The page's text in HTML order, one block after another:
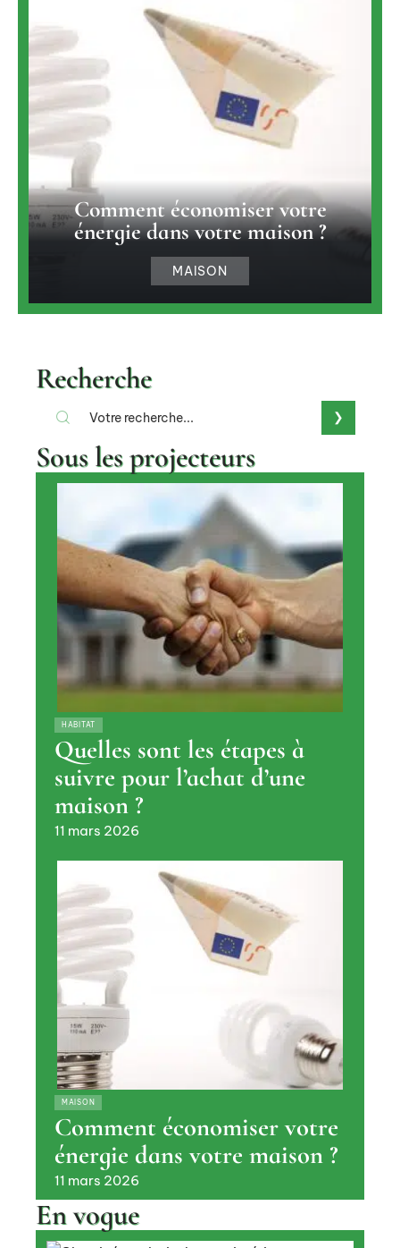
Comment économiser votre
énergie dans votre maison ?
MAISON
Recherche
Sous les projecteurs
HABITAT
Quelles sont les étapes à
suivre pour l’achat d’une
maison ?
11 mars 2026
MAISON
Comment économiser votre
énergie dans votre maison ?
11 mars 2026
En vogue